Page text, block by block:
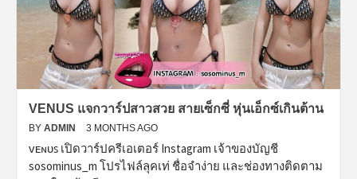
VENUS แจกวาร์ปสาวสวย สายเซ็กซี่ หุ่นเอ็กซ์เกินต้าน
BY ADMIN 3 MONTHS AGO
ᴠᴇɴᴜꜱ เปิดวาร์ปครีเอเตอร์ Instagram เจ้าของบัญชี
sosominus_m โปรไฟล์ลุคเท่ ชื่อจำง่าย และช่องทางติดตาม